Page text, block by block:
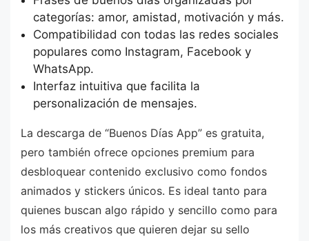
categorías: amor, amistad, motivación y más.
Compatibilidad con todas las redes sociales
populares como Instagram, Facebook y
WhatsApp.
Interfaz intuitiva que facilita la
personalización de mensajes.
La descarga de “Buenos Días App” es gratuita,
pero también ofrece opciones premium para
desbloquear contenido exclusivo como fondos
animados y stickers únicos. Es ideal tanto para
quienes buscan algo rápido y sencillo como para
los más creativos que quieren dejar su sello